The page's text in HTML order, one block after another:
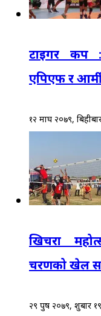
टाइगर कप :
एपिएफ र
१२ माघ २०७९,
खिचरा
चरणको खेल
२९ पुष २०७९, शुक्रबार